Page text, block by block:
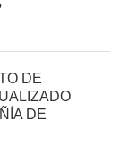
DE
DE